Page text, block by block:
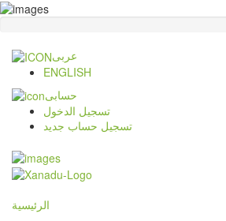
عربى
ENGLISH
حسابى
تسجيل الدخول
تسجيل حساب جديد
الرئيسية